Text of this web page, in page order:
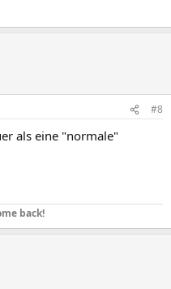
#8
als eine "normale"
back!